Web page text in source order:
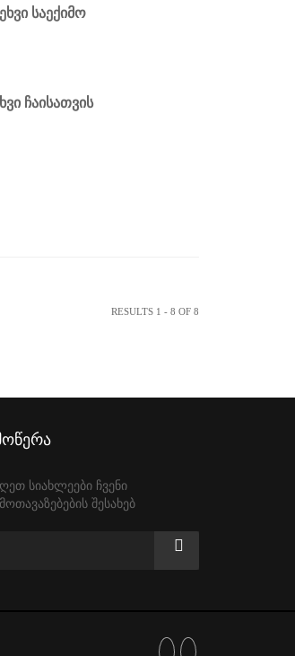
საექიმო
ჩაისათვის
RESULTS 1 - 8 OF 8
სიახლეები ჩვენი
შესახებ